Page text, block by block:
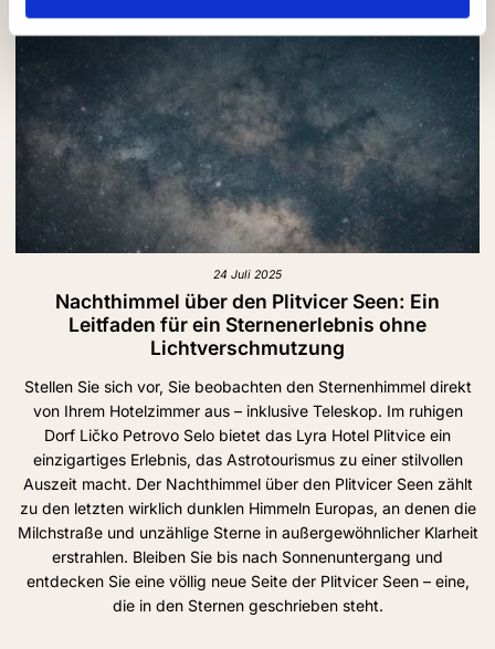
24 Juli 2025
Nachthimmel über den Plitvicer Seen: Ein
Leitfaden für ein Sternenerlebnis ohne
Lichtverschmutzung
Stellen Sie sich vor, Sie beobachten den Sternenhimmel direkt
von Ihrem Hotelzimmer aus – inklusive Teleskop. Im ruhigen
Dorf Ličko Petrovo Selo bietet das Lyra Hotel Plitvice ein
einzigartiges Erlebnis, das Astrotourismus zu einer stilvollen
Auszeit macht. Der Nachthimmel über den Plitvicer Seen zählt
zu den letzten wirklich dunklen Himmeln Europas, an denen die
Milchstraße und unzählige Sterne in außergewöhnlicher Klarheit
erstrahlen. Bleiben Sie bis nach Sonnenuntergang und
entdecken Sie eine völlig neue Seite der Plitvicer Seen – eine,
die in den Sternen geschrieben steht.